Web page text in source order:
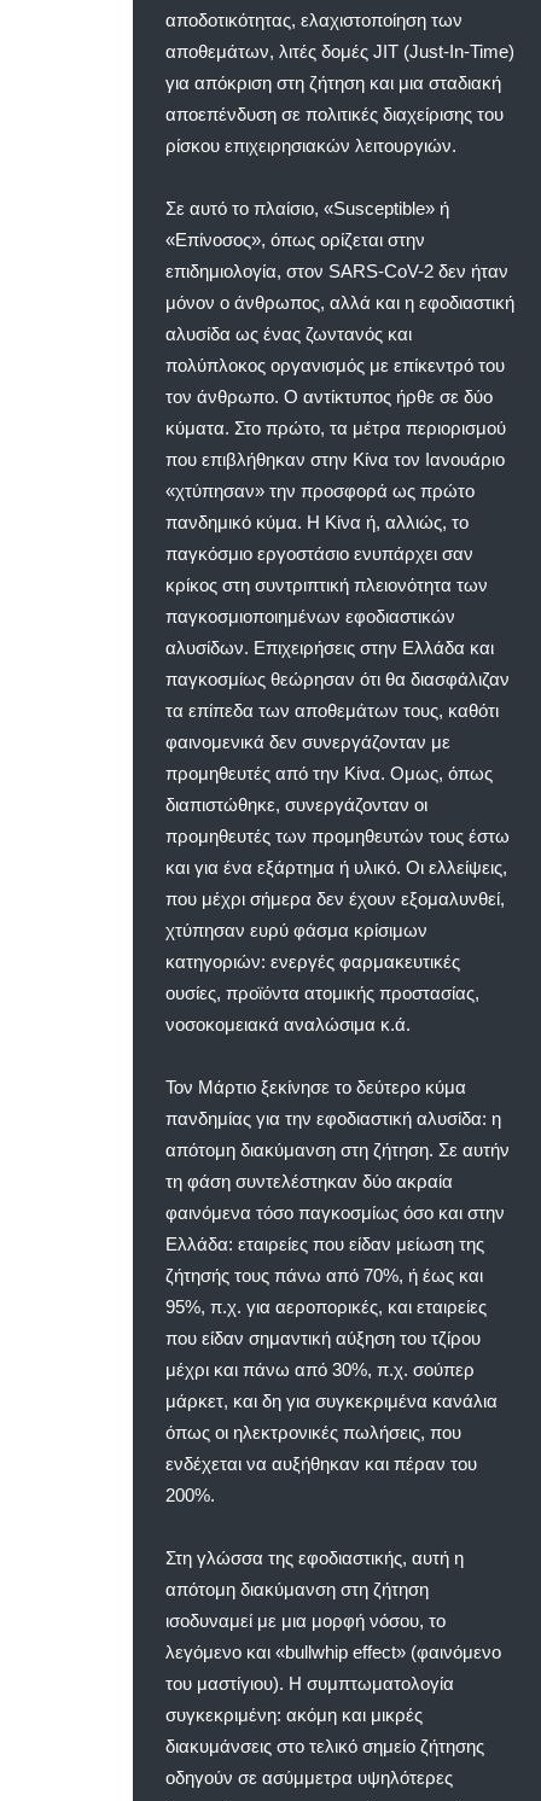
αποδοτικότητας, ελαχιστοποίηση των
αποθεμάτων, λιτές δομές JIT (Just-In-Time)
για απόκριση στη ζήτηση και μια σταδιακή
αποεπένδυση σε πολιτικές διαχείρισης του
ρίσκου επιχειρησιακών λειτουργιών.
Σε αυτό το πλαίσιο, «Susceptible» ή
«Επίνοσος», όπως ορίζεται στην
επιδημιολογία, στον SARS-CoV-2 δεν ήταν
μόνον ο άνθρωπος, αλλά και η εφοδιαστική
αλυσίδα ως ένας ζωντανός και
πολύπλοκος οργανισμός με επίκεντρό του
τον άνθρωπο. Ο αντίκτυπος ήρθε σε δύο
κύματα. Στο πρώτο, τα μέτρα περιορισμού
που επιβλήθηκαν στην Κίνα τον Ιανουάριο
«χτύπησαν» την προσφορά ως πρώτο
πανδημικό κύμα. Η Κίνα ή, αλλιώς, το
παγκόσμιο εργοστάσιο ενυπάρχει σαν
κρίκος στη συντριπτική πλειονότητα των
παγκοσμιοποιημένων εφοδιαστικών
αλυσίδων. Επιχειρήσεις στην Ελλάδα και
παγκοσμίως θεώρησαν ότι θα διασφάλιζαν
τα επίπεδα των αποθεμάτων τους, καθότι
φαινομενικά δεν συνεργάζονταν με
προμηθευτές από την Κίνα. Ομως, όπως
διαπιστώθηκε, συνεργάζονταν οι
προμηθευτές των προμηθευτών τους έστω
και για ένα εξάρτημα ή υλικό. Οι ελλείψεις,
που μέχρι σήμερα δεν έχουν εξομαλυνθεί,
χτύπησαν ευρύ φάσμα κρίσιμων
κατηγοριών: ενεργές φαρμακευτικές
ουσίες, προϊόντα ατομικής προστασίας,
νοσοκομειακά αναλώσιμα κ.ά.
Τον Μάρτιο ξεκίνησε το δεύτερο κύμα
πανδημίας για την εφοδιαστική αλυσίδα: η
απότομη διακύμανση στη ζήτηση. Σε αυτήν
τη φάση συντελέστηκαν δύο ακραία
φαινόμενα τόσο παγκοσμίως όσο και στην
Ελλάδα: εταιρείες που είδαν μείωση της
ζήτησής τους πάνω από 70%, ή έως και
95%, π.χ. για αεροπορικές, και εταιρείες
που είδαν σημαντική αύξηση του τζίρου
μέχρι και πάνω από 30%, π.χ. σούπερ
μάρκετ, και δη για συγκεκριμένα κανάλια
όπως οι ηλεκτρονικές πωλήσεις, που
ενδέχεται να αυξήθηκαν και πέραν του
200%.
Στη γλώσσα της εφοδιαστικής, αυτή η
απότομη διακύμανση στη ζήτηση
ισοδυναμεί με μια μορφή νόσου, το
λεγόμενο και «bullwhip effect» (φαινόμενο
του μαστίγιου). Η συμπτωματολογία
συγκεκριμένη: ακόμη και μικρές
διακυμάνσεις στο τελικό σημείο ζήτησης
οδηγούν σε ασύμμετρα υψηλότερες